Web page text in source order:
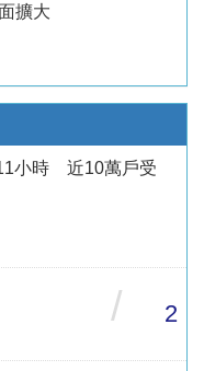
擴大
小時 近10萬戶受
/ 2